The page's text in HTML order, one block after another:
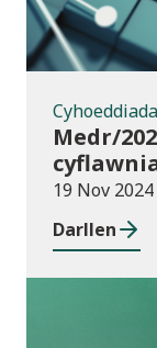
Medr/
rhwng
19 Nov 2024
Darllen